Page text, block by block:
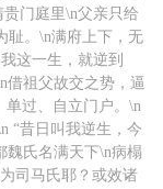
门庭里\n父亲只给
耻。\n满府上下，无
这一生，就逆到
借祖父故交之势，逼
单过、自立门户。\n
“昔日叫我逆生，今
氏名满天下\n病榻
司马氏耶？或效诸